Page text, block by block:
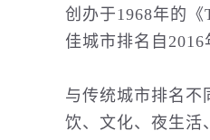
创办于1968年的
佳城市排名自2016
与传统城市排名不
饮、文化、夜生活